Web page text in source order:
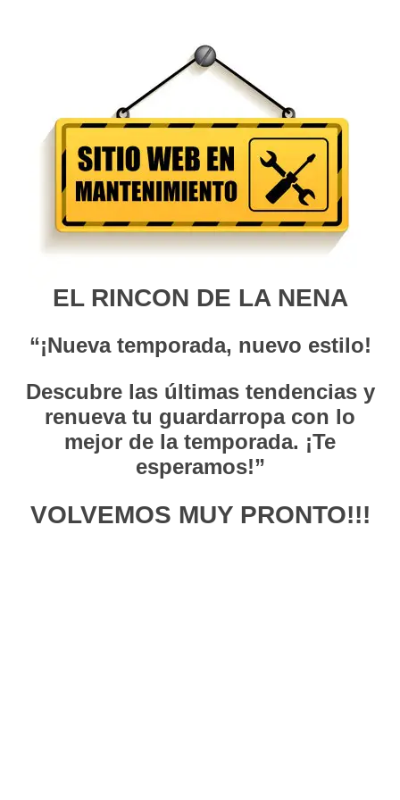
EL RINCON DE LA NENA
“¡Nueva temporada, nuevo estilo!
Descubre las últimas tendencias y
renueva tu guardarropa con lo
mejor de la temporada. ¡Te
esperamos!”
VOLVEMOS MUY PRONTO!!!